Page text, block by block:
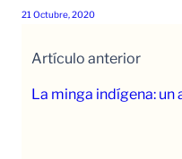
21 Octubre, 2020
Artículo anterior
La minga indígena: un